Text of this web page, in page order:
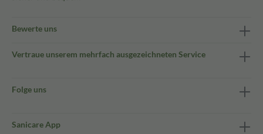
Bewerte uns
Vertraue unserem mehrfach ausgezeichneten Service
Folge uns
Sanicare App